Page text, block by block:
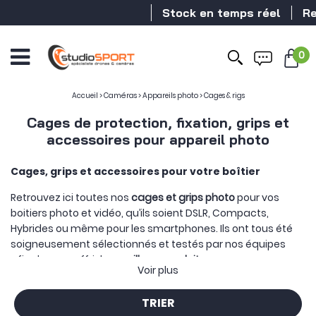
Stock en temps réel Revendeur
0
Accueil >Caméras>Appareils photo>Cages & rigs
Cages de protection, fixation, grips et
accessoires pour appareil photo
Cages, grips et accessoires pour votre boîtier
Retrouvez ici toutes nos cages et grips photopour vos
boitiers photo et vidéo, qu’ils soient DSLR, Compacts,
Hybrides ou même pour les smartphones. Ils ont tous été
soigneusement sélectionnés et testés par nos équipes
afin de vous offrir les
meilleurs produits
Une cage pour votre appareil photo, ou votre smartphone
vous permet, dans un premier temps, de
caméra
tout ayant une meilleure prise en main lors de vos
Voir plus
TRIER